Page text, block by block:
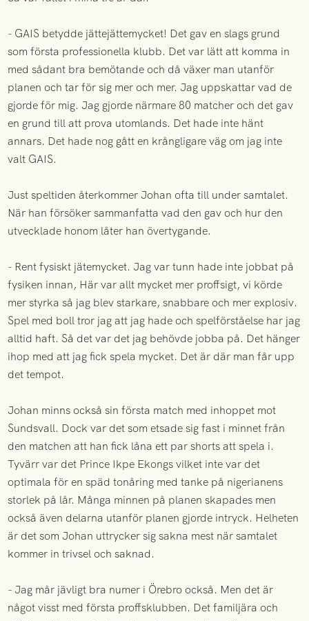
- GAIS betydde jättejättemycket! Det gav en slags grund
som första professionella klubb. Det var lätt att komma in
med sådant bra bemötande och då växer man utanför
planen och tar för sig mer och mer. Jag uppskattar vad de
gjorde för mig. Jag gjorde närmare 80 matcher och det gav
en grund till att prova utomlands. Det hade inte hänt
annars. Det hade nog gått en krångligare väg om jag inte
valt GAIS.
Just speltiden återkommer Johan ofta till under samtalet.
När han försöker sammanfatta vad den gav och hur den
utvecklade honom låter han övertygande.
- Rent fysiskt jätemycket. Jag var tunn hade inte jobbat på
fysiken innan, Här var allt mycket mer proffsigt, vi körde
mer styrka så jag blev starkare, snabbare och mer explosiv.
Spel med boll tror jag att jag hade och spelförståelse har jag
alltid haft. Så det var det jag behövde jobba på. Det hänger
ihop med att jag fick spela mycket. Det är där man får upp
det tempot.
Johan minns också sin första match med inhoppet mot
Sundsvall. Dock var det som etsade sig fast i minnet från
den matchen att han fick låna ett par shorts att spela i.
Tyvärr var det Prince Ikpe Ekongs vilket inte var det
optimala för en späd tonåring med tanke på nigerianens
storlek på lår. Många minnen på planen skapades men
också även delarna utanför planen gjorde intryck. Helheten
är det som Johan uttrycker sig sakna mest när samtalet
kommer in trivsel och saknad.
- Jag mår jävligt bra numer i Örebro också. Men det är
något visst med första proffsklubben. Det familjära och